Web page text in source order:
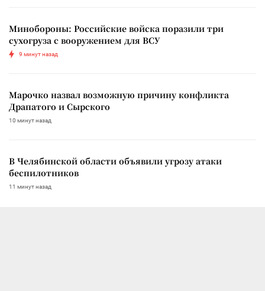
Минобороны: Российские войска поразили три
сухогруза с вооружением для ВСУ
9 минут назад
Марочко назвал возможную причину конфликта
Драпатого и Сырского
10 минут назад
В Челябинской области объявили угрозу атаки
беспилотников
11 минут назад